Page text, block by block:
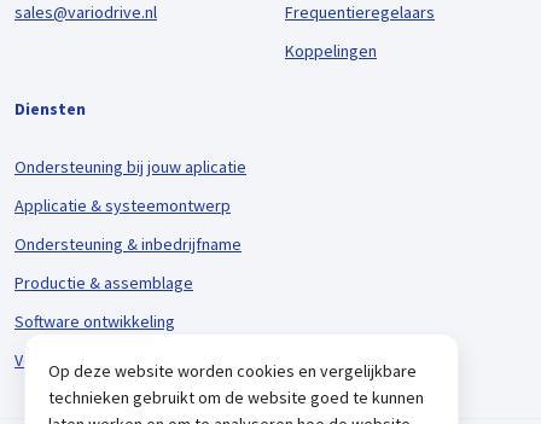
sales@variodrive.nl
Frequentieregelaars
Koppelingen
Diensten
Ondersteuning bij jouw aplicatie
Applicatie & systeemontwerp
Ondersteuning & inbedrijfname
Productie & assemblage
Software ontwikkeling
Voorraadbeheer & logistiek
Op deze website worden cookies en vergelijkbare
technieken gebruikt om de website goed te kunnen